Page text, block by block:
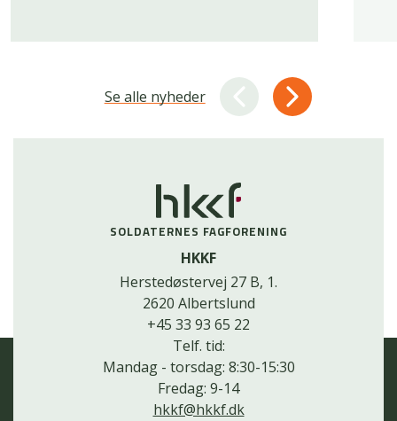
Se alle nyheder
SOLDATERNES FAGFORENING
HKKF
Herstedøstervej 27 B, 1.
2620 Albertslund
+45 33 93 65 22
Telf. tid:
Mandag - torsdag: 8:30-15:30
Fredag: 9-14
hkkf@hkkf.dk